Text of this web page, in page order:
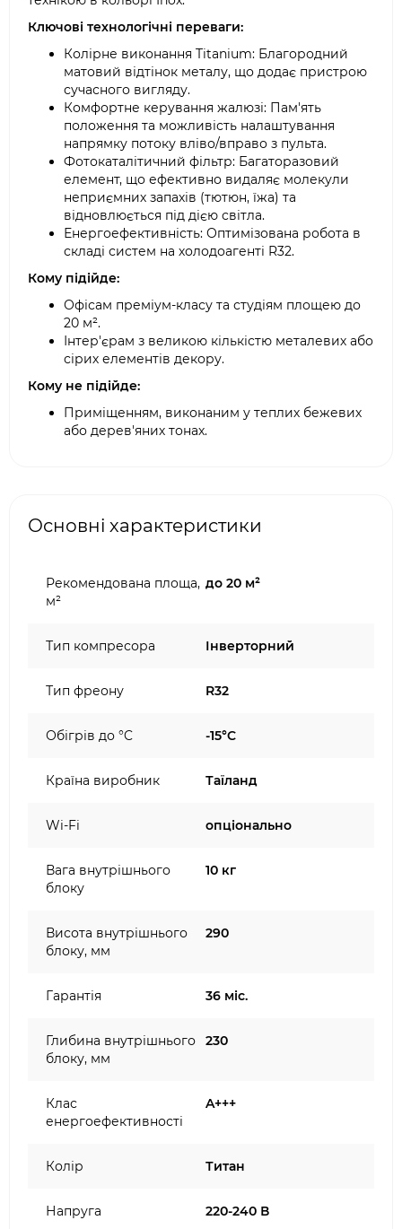
Ключові технологічні переваги:
Колірне виконання Titanium: Благородний
матовий відтінок металу, що додає пристрою
сучасного вигляду.
Комфортне керування жалюзі: Пам'ять
положення та можливість налаштування
напрямку потоку вліво/вправо з пульта.
Фотокаталітичний фільтр: Багаторазовий
елемент, що ефективно видаляє молекули
неприємних запахів (тютюн, їжа) та
відновлюється під дією світла.
Енергоефективність: Оптимізована робота в
складі систем на холодоагенті R32.
Кому підійде:
Офісам преміум-класу та студіям площею до
20 м².
Інтер'єрам з великою кількістю металевих або
сірих елементів декору.
Кому не підійде:
Приміщенням, виконаним у теплих бежевих
або дерев'яних тонах.
Основні характеристики
Рекомендована площа,
м²
до 20 м²
Тип компресора Інверторний
Тип фреону R32
Обігрів до °C -15°C
Країна виробник Таїланд
Wi-Fi опціонально
Вага внутрішнього
блоку
10 кг
Висота внутрішнього
блоку, мм
290
Гарантія 36 міс.
Глибина внутрішнього
блоку, мм
230
Клас
енергоефективності
A+++
Колір Титан
Напруга 220-240 В